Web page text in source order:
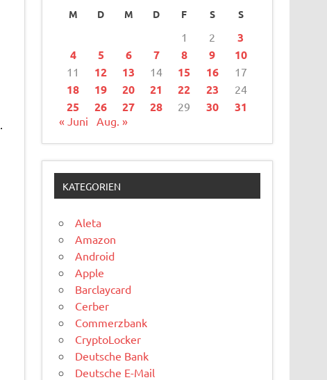
M D M D F S S
1 2
3
4
5 6 7 8 9 10
11 12 13 14 15 16 17
18 19 20 21 22 23 24
25 26 27 28 29 30 31
« Juni Aug. »
KATEGORIEN
Aleta
Amazon
Android
Apple
Barclaycard
Cerber
Commerzbank
CryptoLocker
Deutsche Bank
Deutsche E-Mail